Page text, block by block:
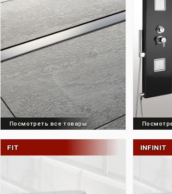
Посмотреть все товары
ELEGANT/V/FLOW